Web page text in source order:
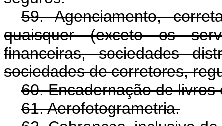
59. Agenciamento,
quaisquer (exceto os
financeiras, sociedades
sociedades de corretores,
60. Encadernação de livros
61. Aerofotogrametria.